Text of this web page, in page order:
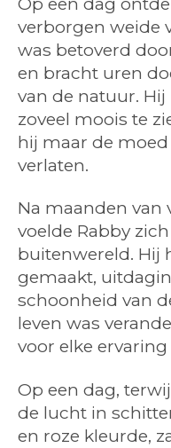
verborgen weide
was betoverd
en bracht uren
van de natuur.
zoveel moois te
hij maar de
verlaten.
Na maanden van
voelde Rabby
buitenwereld. Hij
gemaakt,
schoonheid van
leven was
voor elke
Op een dag,
de lucht in
en roze kleurde,